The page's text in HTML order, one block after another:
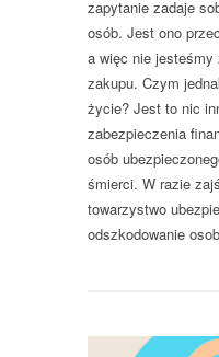
zapytanie zadaje
osób. Jest ono
a więc nie jesteśmy
zakupu. Czym
życie? Jest to nic
zabezpieczenia
osób
śmierci. W razie
towarzystwo
odszkodowanie